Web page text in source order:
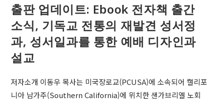
출판 업데이트: Ebook 전자책 출간
소식, 기독교 전통의 재발견 성서정
과, 성서일과를 통한 예배 디자인과
설교
저자소개 이동우 목사는 미국장로교(PCUSA)에 소속되어 캘리포
니아 남가주(Southern California)에 위치한 샌가브리엘 노회